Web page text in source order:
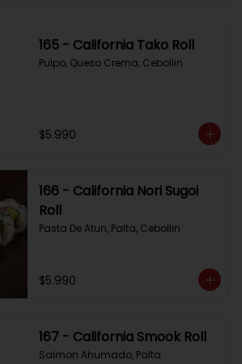
165 - California Tako Roll
Pulpo, Queso Crema, Cebollin
$5.990
166 - California Nori Sugoi
Roll
Pasta De Atun, Palta, Cebollin
$5.990
167 - California Smook Roll
Salmon Ahumado, Palta